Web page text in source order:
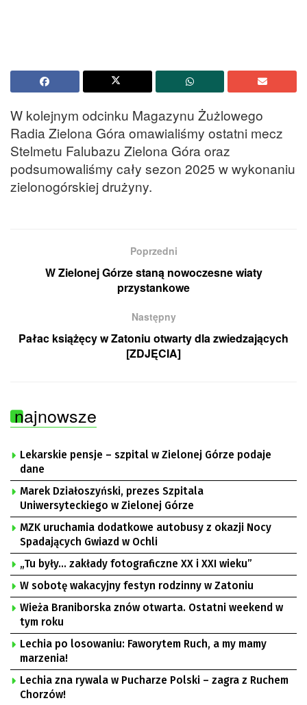
W kolejnym odcinku Magazynu Żużlowego
Radia Zielona Góra omawialiśmy ostatni mecz
Stelmetu Falubazu Zielona Góra oraz
podsumowaliśmy cały sezon 2025 w wykonaniu
zielonogórskiej drużyny.
Poprzedni
W Zielonej Górze staną nowoczesne wiaty
przystankowe
Następny
Pałac książęcy w Zatoniu otwarty dla zwiedzających
[ZDJĘCIA]
najnowsze
Lekarskie pensje – szpital w Zielonej Górze podaje
dane
Marek Działoszyński, prezes Szpitala
Uniwersyteckiego w Zielonej Górze
MZK uruchamia dodatkowe autobusy z okazji Nocy
Spadających Gwiazd w Ochli
„Tu były… zakłady fotograficzne XX i XXI wieku”
W sobotę wakacyjny festyn rodzinny w Zatoniu
Wieża Braniborska znów otwarta. Ostatni weekend w
tym roku
Lechia po losowaniu: Faworytem Ruch, a my mamy
marzenia!
Lechia zna rywala w Pucharze Polski – zagra z Ruchem
Chorzów!